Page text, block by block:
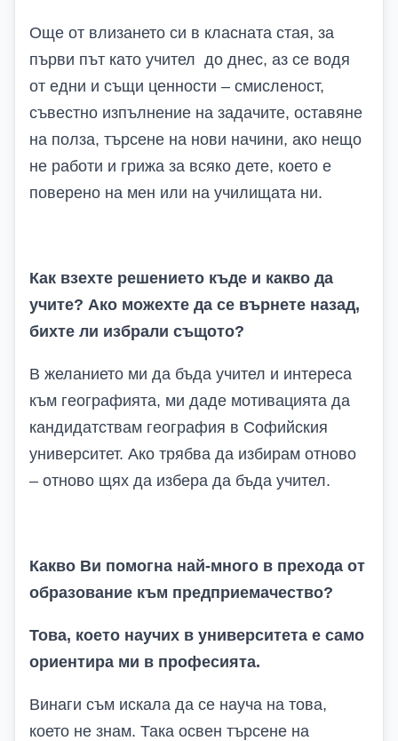
Още от влизането си в класната стая, за
първи път като учител до днес, аз се водя
от едни и същи ценности – смисленост,
съвестно изпълнение на задачите, оставяне
на полза, търсене на нови начини, ако нещо
не работи и грижа за всяко дете, което е
поверено на мен или на училищата ни.
Как взехте решението къде и какво да
учите? Ако можехте да се върнете назад,
бихте ли избрали същото?
В желанието ми да бъда учител и интереса
към географията, ми даде мотивацията да
кандидатствам география в Софийския
университет. Ако трябва да избирам отново
– отново щях да избера да бъда учител.
Какво Ви помогна най-много в прехода от
образование към предприемачество?
Това, което научих в университета е само
ориентира ми в професията.
Винаги съм искала да се науча на това,
което не знам. Така освен търсене на